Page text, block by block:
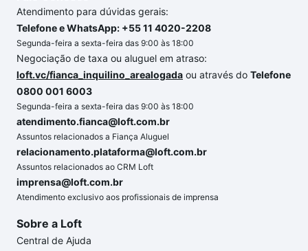
Atendimento para dúvidas gerais:
Telefone e WhatsApp: +55 11 4020-2208
Segunda-feira a sexta-feira das 9:00 às 18:00
Negociação de taxa ou aluguel em atraso:
loft.vc/fianca_inquilino_arealogada ou através do Telefone
0800 001 6003
Segunda-feira a sexta-feira das 9:00 às 18:00
atendimento.fianca@loft.com.br
Assuntos relacionados a Fiança Aluguel
relacionamento.plataforma@loft.com.br
Assuntos relacionados ao CRM Loft
imprensa@loft.com.br
Atendimento exclusivo aos profissionais de imprensa
Sobre a Loft
Central de Ajuda